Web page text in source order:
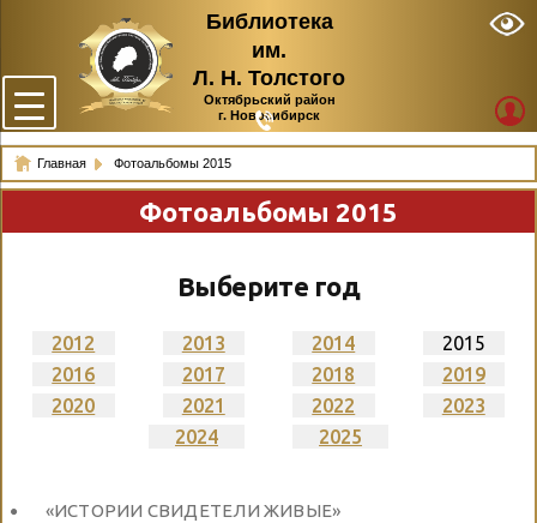
Библиотека
им.
Л. Н. Толстого
Октябрьский район
г. Новосибирск
Главная Фотоальбомы 2015
Фотоальбомы 2015
Выберите год
2012 2013 2014
2015
2016
2017 2018
2019
2020
2021 2022
2023
2024
2025
«ИСТОРИИ СВИДЕТЕЛИ ЖИВЫЕ»